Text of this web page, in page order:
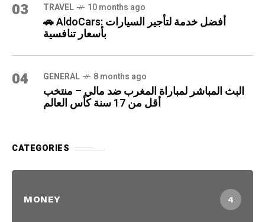
03 TRAVEL 10 months ago
🚗 AldoCars: أفضل خدمة لتأجير السيارات
بأسعار تنافسية
04 GENERAL 8 months ago
البث المباشر لمباراة المغرب ضد مالي – منتخب
أقل من 17 سنة كأس العالم
CATEGORIES
MONEY 4